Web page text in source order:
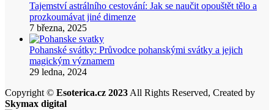
Tajemství astrálního cestování: Jak se naučit opouštět tělo a
prozkoumávat jiné dimenze
7 března, 2025
Pohanské svátky: Průvodce pohanskými svátky a jejich
magickým významem
29 ledna, 2024
Copyright © Esoterica.cz 2023 All Rights Reserved, Created by
Skymax digital